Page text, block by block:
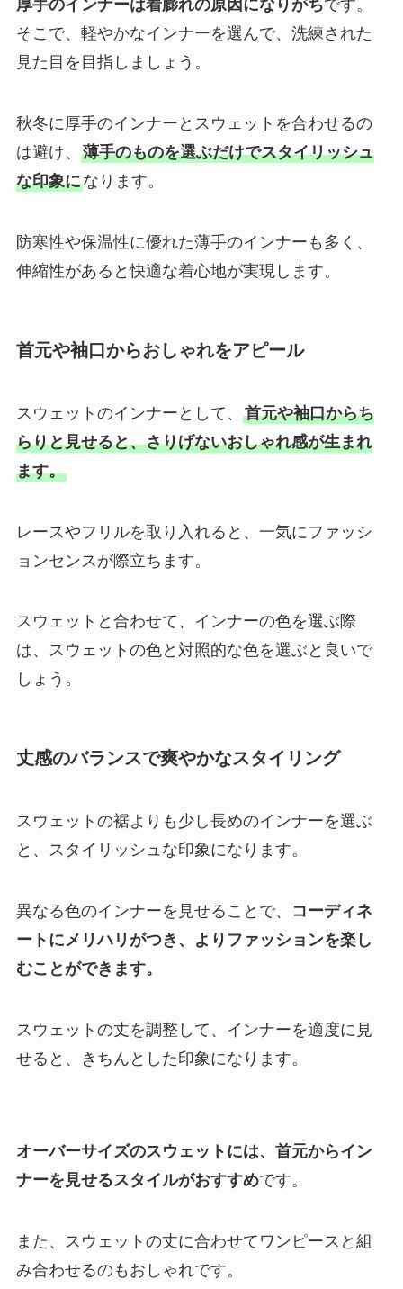
厚手のインナーは着膨れの原因になりがちです。
そこで、軽やかなインナーを選んで、洗練された
見た目を目指しましょう。
秋冬に厚手のインナーとスウェットを合わせるの
は避け、 薄手のものを選ぶだけでスタイリッシュ
な印象になります。
防寒性や保温性に優れた薄手のインナーも多く、
伸縮性があると快適な着心地が実現します。
首元や袖口からおしゃれをアピール
スウェットのインナーとして、 首元や袖口からち
らりと見せると、さりげないおしゃれ感が生まれ
ます。
レースやフリルを取り入れると、一気にファッシ
ョンセンスが際立ちます。
スウェットと合わせて、インナーの色を選ぶ際
は、スウェットの色と対照的な色を選ぶと良いで
しょう。
丈感のバランスで爽やかなスタイリング
スウェットの裾よりも少し長めのインナーを選ぶ
と、スタイリッシュな印象になります。
異なる色のインナーを見せることで、
コーディネ
ートにメリハリがつき、よりファッションを楽し
むことができます。
スウェットの丈を調整して、インナーを適度に見
せると、きちんとした印象になります。
オーバーサイズのスウェットには、首元からイン
ナーを見せるスタイルがおすすめです。
また、スウェットの丈に合わせてワンピースと組
み合わせるのもおしゃれです。